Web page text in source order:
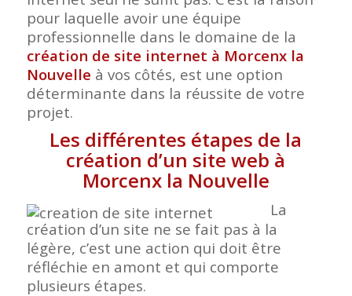
pour laquelle avoir une équipe
professionnelle dans le domaine de la
création de site internet à Morcenx la
Nouvelle à vos côtés, est une option
déterminante dans la réussite de votre
projet.
Les différentes étapes de la
création d’un site web à
Morcenx la Nouvelle
La
création d’un site ne se fait pas à la
légère, c’est une action qui doit être
réfléchie en amont et qui comporte
plusieurs étapes.